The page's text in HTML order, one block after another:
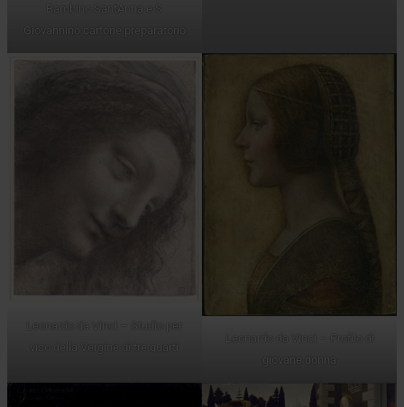
Bambino SantAnna e S
Giovannino cartone preparatorio
Leonardo da Vinci – Studio per
viso della Vergine di tre quarti
Leonardo da Vinci – Profilo di
giovane donna